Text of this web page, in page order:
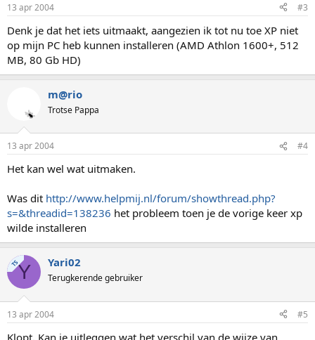
13 apr 2004 #3
Denk je dat het iets uitmaakt, aangezien ik tot nu toe XP niet
op mijn PC heb kunnen installeren (AMD Athlon 1600+, 512
MB, 80 Gb HD)
m@rio
Trotse Pappa
13 apr 2004 #4
Het kan wel wat uitmaken.
Was dit http://www.helpmij.nl/forum/showthread.php?
s=&threadid=138236 het probleem toen je de vorige keer xp
wilde installeren
TSY Yari02
Terugkerende gebruiker
13 apr 2004 #5
Klopt. Kan je uitleggen wat het verschil van de wijze van